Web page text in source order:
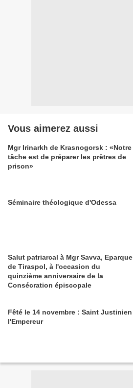
Vous aimerez aussi
Mgr Irinarkh de Krasnogorsk : «Notre
tâche est de préparer les prêtres de
prison»
Séminaire théologique d'Odessa
Salut patriarcal à Mgr Savva, Eparque
de Tiraspol, à l'occasion du
quinzième anniversaire de la
Consécration épiscopale
Fêté le 14 novembre : Saint Justinien
l'Empereur